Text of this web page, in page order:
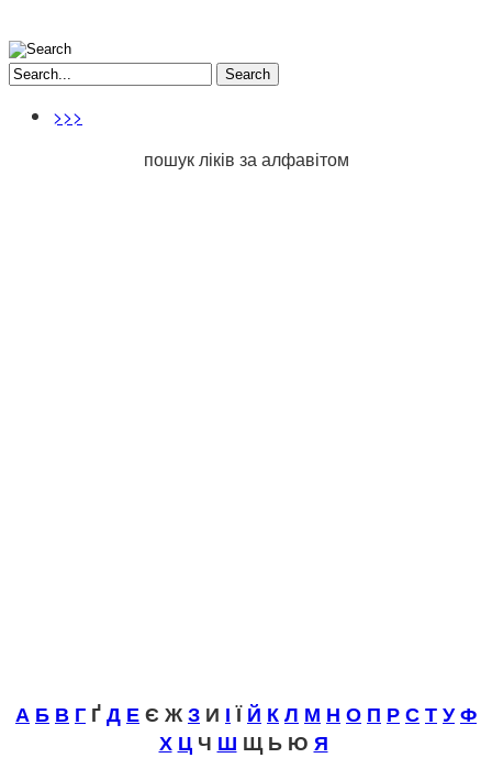
Search
>>>
пошук ліків за алфавітом
А Б В Г ҐД ЕЄ ЖЗ И ІЇЙ КЛ М Н О П РСТУФ
Х ЦЧ Ш Щ Ь Ю Я